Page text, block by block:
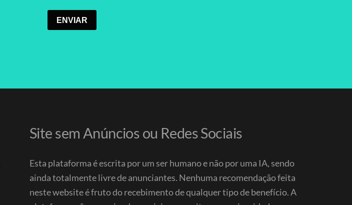
Site sem Anúncios ou Redes Sociais
Esta plataforma é escrita por um ser humano e não por uma IA, sendo
ainda totalmente livre de anunciantes. Nenhuma recomendação feita
neste website é fruto do recebimento de qualquer tipo de benefício.A